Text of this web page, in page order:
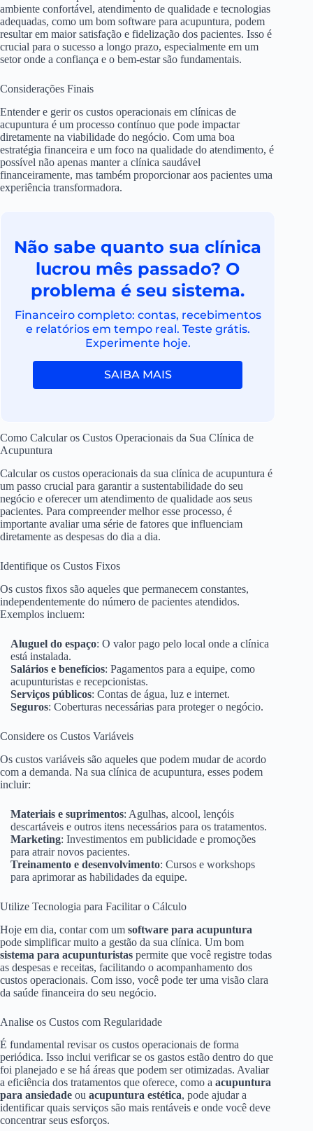
ambiente confortável, atendimento de qualidade e tecnologias
adequadas, como um bom software para acupuntura, podem
resultar em maior satisfação e fidelização dos pacientes. Isso é
crucial para o sucesso a longo prazo, especialmente em um
setor onde a confiança e o bem-estar são fundamentais.
Considerações Finais
Entender e gerir os custos operacionais em clínicas de
acupuntura é um processo contínuo que pode impactar
diretamente na viabilidade do negócio. Com uma boa
estratégia financeira e um foco na qualidade do atendimento, é
possível não apenas manter a clínica saudável
financeiramente, mas também proporcionar aos pacientes uma
experiência transformadora.
Não sabe quanto sua clínica
lucrou mês passado? O
problema é seu sistema.
Financeiro completo: contas, recebimentos
e relatórios em tempo real. Teste grátis.
Experimente hoje.
SAIBA MAIS
Como Calcular os Custos Operacionais da Sua Clínica de
Acupuntura
Calcular os custos operacionais da sua clínica de acupuntura é
um passo crucial para garantir a sustentabilidade do seu
negócio e oferecer um atendimento de qualidade aos seus
pacientes. Para compreender melhor esse processo, é
importante avaliar uma série de fatores que influenciam
diretamente as despesas do dia a dia.
Identifique os Custos Fixos
Os custos fixos são aqueles que permanecem constantes,
independentemente do número de pacientes atendidos.
Exemplos incluem:
Aluguel do espaço: O valor pago pelo local onde a clínica
está instalada.
Salários e benefícios: Pagamentos para a equipe, como
acupunturistas e recepcionistas.
Serviços públicos: Contas de água, luz e internet.
Seguros: Coberturas necessárias para proteger o negócio.
Considere os Custos Variáveis
Os custos variáveis são aqueles que podem mudar de acordo
com a demanda. Na sua clínica de acupuntura, esses podem
incluir:
Materiais e suprimentos: Agulhas, alcool, lençóis
descartáveis e outros itens necessários para os tratamentos.
Marketing: Investimentos em publicidade e promoções
para atrair novos pacientes.
Treinamento e desenvolvimento: Cursos e workshops
para aprimorar as habilidades da equipe.
Utilize Tecnologia para Facilitar o Cálculo
Hoje em dia, contar com um software para acupuntura
pode simplificar muito a gestão da sua clínica. Um bom
sistema para acupunturistas permite que você registre todas
as despesas e receitas, facilitando o acompanhamento dos
custos operacionais. Com isso, você pode ter uma visão clara
da saúde financeira do seu negócio.
Analise os Custos com Regularidade
É fundamental revisar os custos operacionais de forma
periódica. Isso inclui verificar se os gastos estão dentro do que
foi planejado e se há áreas que podem ser otimizadas. Avaliar
a eficiência dos tratamentos que oferece, como a acupuntura
para ansiedade ou acupuntura estética, pode ajudar a
identificar quais serviços são mais rentáveis e onde você deve
concentrar seus esforços.